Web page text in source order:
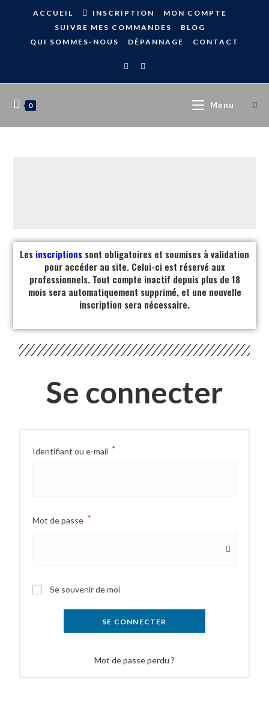
ACCUEIL INSCRIPTION
MON COMPTE
SUIVRE MES COMMANDES
BLOG
QUI SOMMES-NOUS
DÉPANNAGE CONTACT
0 Menu
Les inscriptions sont obligatoires et soumises à validation
pour accéder au site. Celui-ci est réservé aux
professionnels. Tout compte inactif depuis plus de 18
mois sera automatiquement supprimé, et une nouvelle
inscription sera nécessaire.
Se connecter
Identifiant ou e-mail *
Mot de passe *
Se souvenir de moi
SE CONNECTER
Mot de passe perdu ?